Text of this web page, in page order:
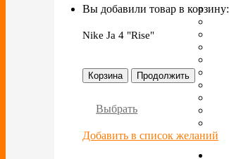
Вы добавили товар в корзину:
Nike Ja 4 "Rise"
Корзина Продолжить
Выбрать
Добавить в список желаний